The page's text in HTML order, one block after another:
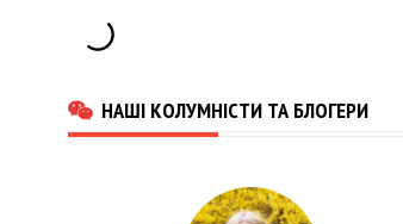
НАШІ КОЛУМНІСТИ ТА БЛОГЕРИ